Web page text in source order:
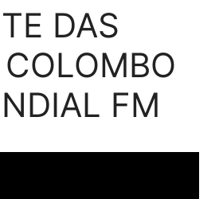
DAS
FM